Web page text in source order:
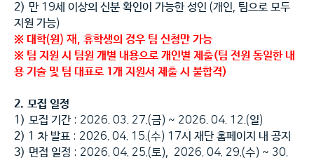
2) 만19세 이상의 신분 확인이 가능한 성인 (개인, 팀으로 모두
지원 가능)
※ 대학(원) 재, 휴학생의 경우 팀 신청만 가능
※ 팀 지원 시 팀원 개별 내용으로 개인별 제출(팀 전원 동일한 내
용 기술 및 팀 대표로 1개 지원서 제출 시 불합격)
2. 모집 일정
1) 모집 기간: 2026. 03. 27.(금) ~ 2026. 04. 12.(일)
2) 1 차 발표 : 2026. 04. 15.(수) 17시 재단 홈페이지 내 공지
3) 면접 일정 : 2026. 04. 25.(토), 2026. 04. 29.(수) ~ 30.